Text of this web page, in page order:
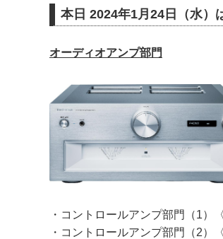
本日 2024年1月24日（水）
オーディオアンプ部門
・ コントロールアンプ部門（1）
・ コントロールアンプ部門（2）